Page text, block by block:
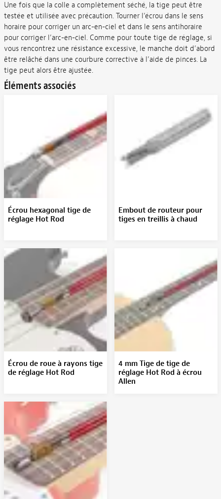
Une fois que la colle a complètement séché, la tige peut être
testée et utilisée avec précaution. Tourner l’écrou dans le sens
horaire pour corriger un arc-en-ciel et dans le sens antihoraire
pour corriger l’arc-en-ciel. Comme pour toute tige de réglage, si
vous rencontrez une résistance excessive, le manche doit d’abord
être relâché dans une courbure corrective à l’aide de pinces. La
tige peut alors être ajustée.
Éléments associés
Écrou hexagonal tige de
réglage Hot Rod
Embout de routeur pour
tiges en treillis à chaud
Écrou de roue à rayons tige
de réglage Hot Rod
4 mm Tige de tige de
réglage Hot Rod à écrou
Allen